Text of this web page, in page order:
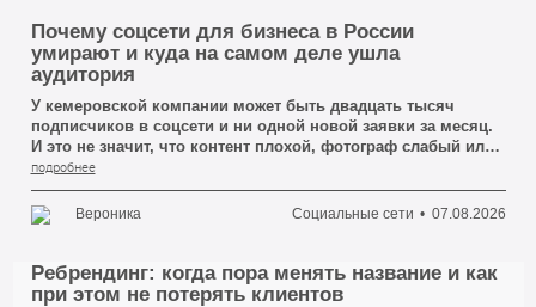
Почему соцсети для бизнеса в России
умирают и куда на самом деле ушла
аудитория
У кемеровской компании может быть двадцать тысяч
подписчиков в соцсети и ни одной новой заявки за месяц.
И это не значит, что контент плохой, фотограф слабый или
посты выходят слишком редко. Это значит, что подписчики
давно перестали быть покупателями — просто никто не
сказал об этом вслух.
подробнее
Вероника Социальные сети 07.08.2026
Ребрендинг: когда пора менять название и как
при этом не потерять клиентов